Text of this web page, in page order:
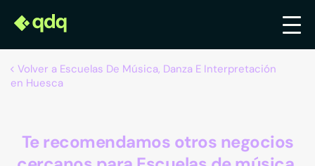
Volver a Escuelas De Música, Danza E Interpretación
en Huesca
Te recomendamos otros negocios